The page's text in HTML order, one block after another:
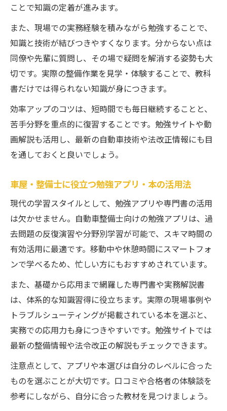
ことで知識の定着が進みます。
また、現場での実務経験を積みながら勉強することで、
知識と技術が結びつきやすくなります。分からない点は
同僚や先輩に質問し、その場で疑問を解消する姿勢も大
切です。実際の整備作業を見学・体験することで、教科
書だけでは得られない知識が身につきます。
効率アップのコツは、短時間でも毎日継続することと、
苦手分野を重点的に復習することです。勉強サイトや動
画解説も活用し、最新の自動車技術や法改正情報にも目
を通しておくと良いでしょう。
車屋・整備士に役立つ勉強アプリ・本の活用法
現代の学習スタイルとして、勉強アプリや専門書の活用
は欠かせません。自動車整備士向けの勉強アプリは、過
去問題の反復演習や分野別学習が可能で、スキマ時間の
有効活用に最適です。移動中や休憩時間にスマートフォ
ンで学べるため、忙しい方にもおすすめされています。
また、基礎から応用まで網羅した専門書や実務解説書
は、体系的な知識習得に役立ちます。実際の現場事例や
トラブルシューティングが掲載されている本を選ぶと、
実務での応用力も身につきやすいです。勉強サイトでは
最新の整備情報や法令改正の解説もチェックできます。
注意点として、アプリや本選びは自分のレベルに合った
ものを選ぶことが大切です。口コミや合格者の体験談を
参考にしながら、自分に合った教材を見つけましょう。